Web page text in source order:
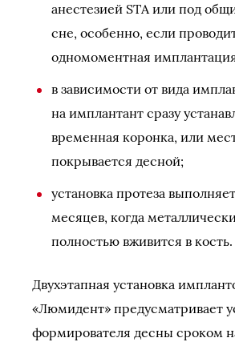
анестезией STA или под
сне, особенно, если
одномоментная
в зависимости от вида
на имплантант сразу
временная коронка, или
покрывается десной;
установка протеза
месяцев, когда
полностью вживится в кость.
Двухэтапная установка
«Люмидент» предусматривает
формирователя десны сроком